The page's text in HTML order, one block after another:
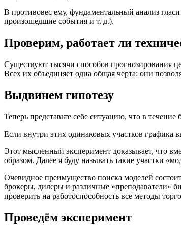
В противовес ему, фундаментальный анализ
произошедшие события и т. д.).
Проверим, работает ли
Существуют тысячи способов прогнозирования
Всех их объединяет одна общая черта: они
Выдвинем гипотезу
Теперь представьте себе ситуацию, что в течение
Если внутри этих одинаковых участков графика
Этот мысленный эксперимент доказывает, что
образом. Далее я буду называть такие участки
Очевидное преимущество поиска моделей
брокеры, дилеры и различные «преподаватели»
проверить на работоспособность все методы
Проведём эксперимент